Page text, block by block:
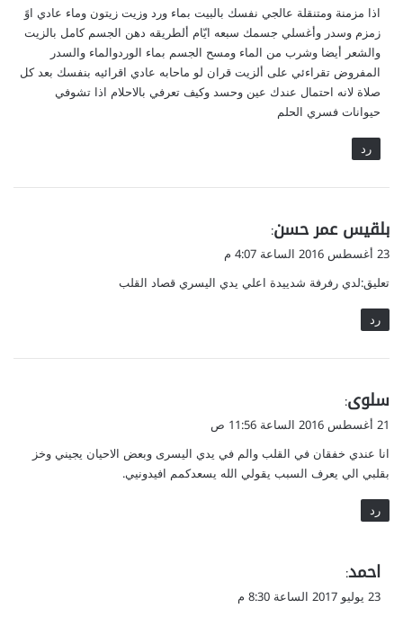
ل
اذا مزمنة ومتنقلة عالجي نفسك بالبيت بماء ورد وزيت زيتون وماء عادي اوً
زمزم وسدر وأغسلي جسمك سبعه ايّام ألطريقه دهن الجسم كامل بالزيت
والشعر أيضا وشرب من الماء ومسح الجسم بماء الوردوالماء والسدر
المفروض تقراءئي على ألزيت قران لو ماحابه عادي اقرائيه بنفسك بعد كل
صلاة لانه احتمال عندك عين وحسد وكيف تعرفي بالاحلام اذا تشوفي
حيوانات فسري الحلم
رد
ي
ق
ل
بلقيس عمر حسن:
23 أغسطس 2016 الساعة 4:07 م
تعليق:لدي رفرفة شدييدة اعلي يدي اليسري قصاد القلب
رد
ي
ق
ل
سلوى:
21 أغسطس 2016 الساعة 11:56 ص
انا عندي خفقان في القلب والم في يدي اليسرى وبعض الاحيان يجيني وخز
بقلبي الي يعرف السبب يقولي الله يسعدكمم افيدونيي.
رد
ي
ق
احمد:
23 يوليو 2017 الساعة 8:30 م